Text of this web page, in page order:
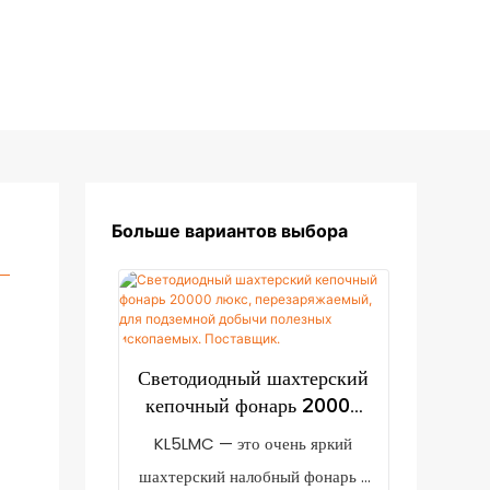
Больше вариантов выбора
Светодиодный шахтерский
кепочный фонарь 20000
люкс, перезаряжаемый, для
подземной добычи
KL5LMC — это очень яркий
шахтерский налобный фонарь с